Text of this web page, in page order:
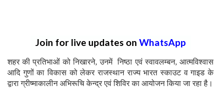
Join for live updates on WhatsApp
शहर की प्रतिभाओं को निखारने, उनमें निष्ठा एवं स्वावलम्बन, आत्मविश्वास
आदि गुणों का विकास को लेकर राजस्थान राज्य भारत स्काउट व गाइड के
द्वारा ग्रीष्माकालीन अभिरूचि केन्द्र एवं शिविर का आयोजन किया जा रहा है।